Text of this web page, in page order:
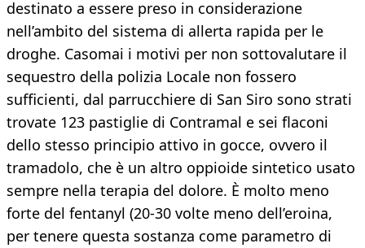
destinato a essere preso in considerazione
nell’ambito del sistema di allerta rapida per le
droghe. Casomai i motivi per non sottovalutare il
sequestro della polizia Locale non fossero
sufficienti, dal parrucchiere di San Siro sono strati
trovate 123 pastiglie di Contramal e sei flaconi
dello stesso principio attivo in gocce, ovvero il
tramadolo, che è un altro oppioide sintetico usato
sempre nella terapia del dolore. È molto meno
forte del fentanyl (20-30 volte meno dell’eroina,
per tenere questa sostanza come parametro di